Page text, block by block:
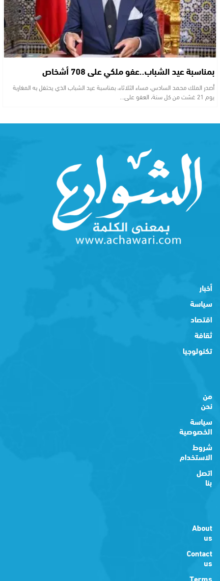
بمناسبة عيد الشباب..عفو ملكي على 708 أشخاص
أصدر الملك محمد السادس، مساء الثلاثاء، بمناسبة عيد الشباب الذي يحتفل به المغاربة
يوم 21 غشت من كل سنة، العفو على…
أخبار
سياسة
اقتصاد
ثقافة
تكنولوجيا
من
نحن
سياسة
الخصوصية
شروط
الاستخدام
اتصل
بنا
About
us
Contact
us